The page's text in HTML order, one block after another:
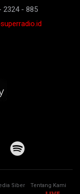
2324 - 885
Siber
Tentang Kami